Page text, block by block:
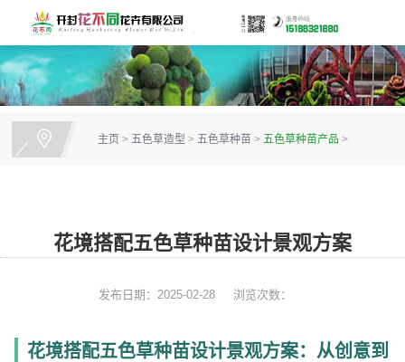
主页 > 五色草造型 > 五色草种苗 > 五色草种苗产品 >
花境搭配五色草种苗设计景观方案
发布日期：2025-02-28 浏览次数：
花境搭配五色草种苗设计景观方案：从创意到